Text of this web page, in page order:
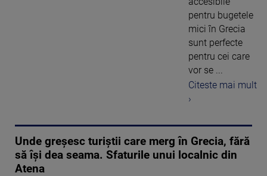
pentru bugetele
mici în Grecia
sunt perfecte
pentru cei care
vor se ...
Citeste mai mult
›
Unde greșesc turiștii care merg în Grecia, fără
să își dea seama. Sfaturile unui localnic din
Atena